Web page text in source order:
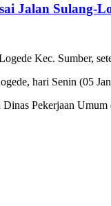
Jalan Sulang-
Kec. Sumber,
hari Senin (05
Pekerjaan